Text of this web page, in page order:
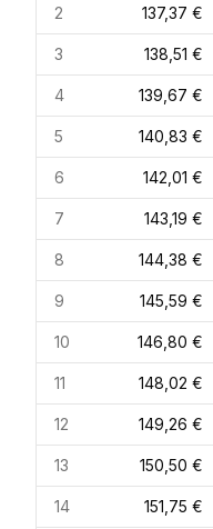
2 137,37 €
3 138,51 €
4 139,67 €
5 140,83 €
6 142,01 €
7 143,19 €
8 144,38 €
9 145,59 €
10 146,80 €
11 148,02 €
12 149,26 €
13 150,50 €
14 151,75 €